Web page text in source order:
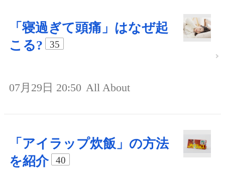
「寝過ぎて頭痛」はなぜ起
こる?
35
07月29日 20:50 All About
「アイラップ炊飯」の方法
を紹介
40